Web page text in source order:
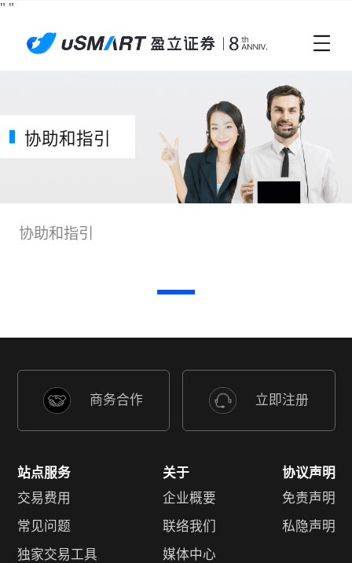
" "
协助和指引
协助和指引
商务合作 立即注册
站点服务
交易费用
常见问题
独家交易工具
关于
企业概要
联络我们
媒体中心
协议声明
免责声明
私隐声明